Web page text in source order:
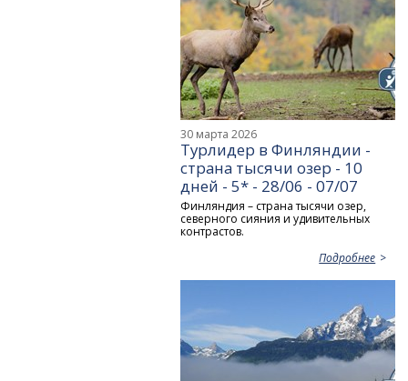
30 марта 2026
Турлидер в Финляндии -
страна тысячи озер - 10
дней - 5* - 28/06 - 07/07
Финляндия – страна тысячи озер,
северного сияния и удивительных
контрастов.
Подробнее